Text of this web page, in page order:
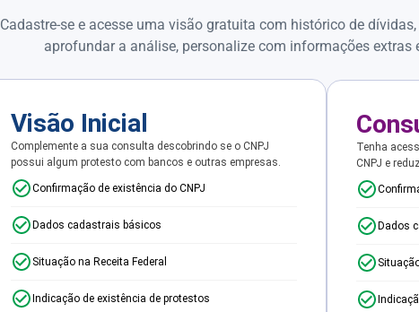
Cadastre-se e acesse uma visão gratuita com histórico de
aprofundar a análise, personalize com informações
Visão Inicial
Complemente a sua consulta descobrindo se o CNPJ
possui algum protesto com bancos e outras empresas.
Confirmação de existência do CNPJ
Dados cadastrais básicos
Situação na Receita Federal
Indicação de existência de protestos
Tenha
CNPJ e
Dados